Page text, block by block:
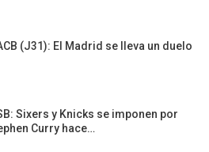
(J31): El Madrid se lleva un duelo
Sixers y Knicks se imponen por
Curry hace…